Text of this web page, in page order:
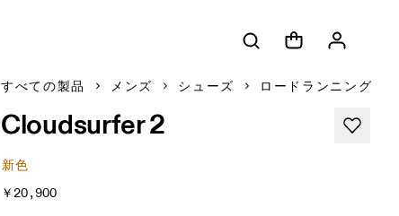
すべての製品 メンズ シューズ ロードランニング
Cloudsurfer 2
新色
￥20,900